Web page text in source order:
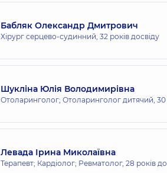
Бабляк Олександр Дмитрович
Хірург серцево-судинний, 32 років досвіду
Шукліна Юлія Володимирівна
Отоларинголог; Отоларинголог дитячий, 30
Левада Ірина Миколаївна
Терапевт; Кардіолог; Ревматолог, 28 років